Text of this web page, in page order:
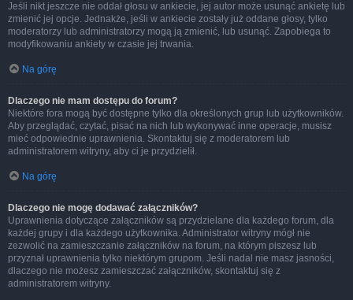
Jeśli nikt jeszcze nie oddał głosu w ankiecie, jej autor może usunąć ankietę lub
zmienić jej opcje. Jednakże, jeśli w ankiecie zostały już oddane głosy, tylko
moderatorzy lub administratorzy mogą ją zmienić, lub usunąć. Zapobiega to
modyfikowaniu ankiety w czasie jej trwania.
Na górę
Dlaczego nie mam dostępu do forum?
Niektóre fora mogą być dostępne tylko dla określonych grup lub użytkowników.
Aby przeglądać, czytać, pisać na nich lub wykonywać inne operacje, musisz
mieć odpowiednie uprawnienia. Skontaktuj się z moderatorem lub
administratorem witryny, aby ci je przydzielił.
Na górę
Dlaczego nie mogę dodawać załączników?
Uprawnienia dotyczące załączników są przydzielane dla każdego forum, dla
każdej grupy i dla każdego użytkownika. Administrator witryny mógł nie
zezwolić na zamieszczanie załączników na forum, na którym piszesz lub
przyznał uprawnienia tylko niektórym grupom. Jeśli nadal nie masz jasności,
dlaczego nie możesz zamieszczać załączników, skontaktuj się z
administratorem witryny.